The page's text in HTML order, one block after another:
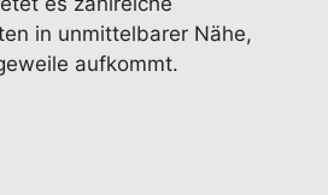
in unmittelbarer Nähe,
aufkommt.